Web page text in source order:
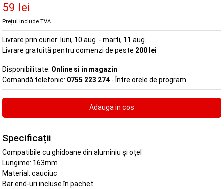
59 lei
Prețul include TVA
Livrare prin curier: luni, 10 aug. - marti, 11 aug.
Livrare gratuită pentru comenzi de peste 200 lei
Disponibilitate: Online si in magazin
Comandă telefonic: 0755 223 274 - Între orele de program
Specificații
Compatibile cu ghidoane din aluminiu și oțel
Lungime: 163mm
Material: cauciuc
Bar end-uri incluse în pachet